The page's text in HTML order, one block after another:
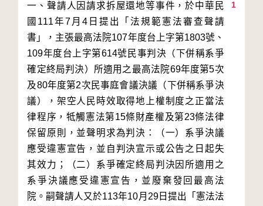
1
一、聲請人因請求拆屋還地等事件，於中華民
國111年7月4日提出「法規範憲法審查聲請
書」，主張最高法院107年度台上字第1803號、
109年度台上字第614號民事判決（下併稱系爭
確定終局判決）所適用之最高法院69年度第5次
及80年度第2次民事庭會議決議（下併稱系爭決
議），架空人民時效取得地上權制度之正當法
律程序，牴觸憲法第15條財產權及第23條法律
保留原則，並聲明求為判決：（一）系爭決議
應受違憲宣告，並自判決宣示或公告之日起失
其效力；（二）系爭確定終局判決因所適用之
系爭決議應受違憲宣告，並廢棄發回最高法
院。嗣聲請人又於113年10月29日提出「憲法法